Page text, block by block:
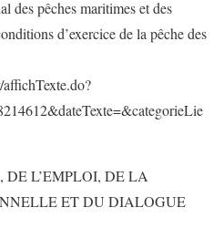
des pêches maritimes et des
d’exercice de la pêche des
L’EMPLOI, DE LA
ET DU DIALOGUE